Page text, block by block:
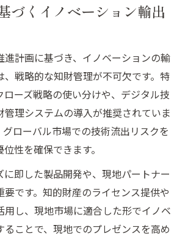
づくイノベーション輸出
進計画に基づき、イノベーションの輸
、戦略的な知財管理が不可欠です。特
ローズ戦略の使い分けや、デジタル技
管理システムの導入が推奨されていま
グローバル市場での技術流出リスクを
性を確保できます。
に即した製品開発や、現地パートナー
要です。知的財産のライセンス提供や
用し、現地市場に適合した形でイノベ
ることで、現地でのプレゼンスを高め